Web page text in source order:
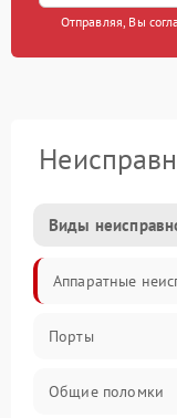
Отправляя, Вы
Виды
Аппаратные
Порты
Общие поломки